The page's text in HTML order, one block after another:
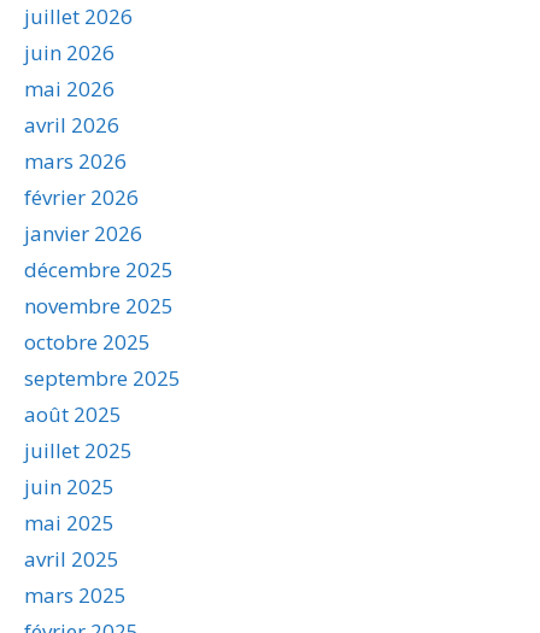
juillet 2026
juin 2026
mai 2026
avril 2026
mars 2026
février 2026
janvier 2026
décembre 2025
novembre 2025
octobre 2025
septembre 2025
août 2025
juillet 2025
juin 2025
mai 2025
avril 2025
mars 2025